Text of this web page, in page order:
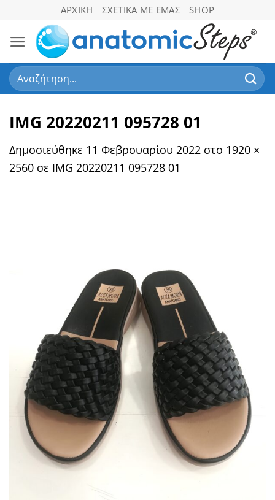
περιεχόμενο
ΑΡΧΙΚΉ ΣΧΕΤΙΚΆ ΜΕ ΕΜΆΣ SHOP
Αναζήτηση
για:
IMG 20220211 095728 01
Δημοσιεύθηκε 11 Φεβρουαρίου 2022 στο 1920 ×
2560 σε IMG 20220211 095728 01